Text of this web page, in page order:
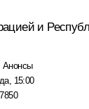
и
Анонсы
15:00